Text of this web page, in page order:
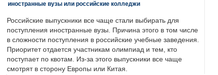
иностранные вузы или российские колледжи
Российские выпускники все чаще стали выбирать для
поступления иностранные вузы. Причина этого в том числе
в сложности поступления в российские учебные заведения.
Приоритет отдается участникам олимпиад и тем, кто
поступает по квотам. Из-за этого выпускники все чаще
смотрят в сторону Европы или Китая.